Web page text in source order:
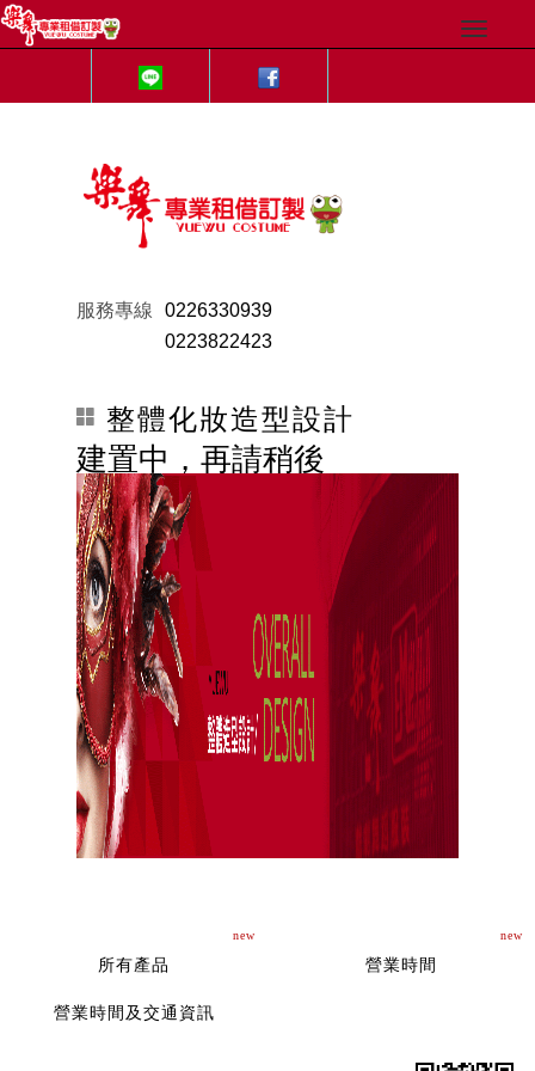
服務專線
0226330939
0223822423
整體化妝造型設計
建置中，再請稍後
new
所有產品
new
營業時間
營業時間及交通資訊